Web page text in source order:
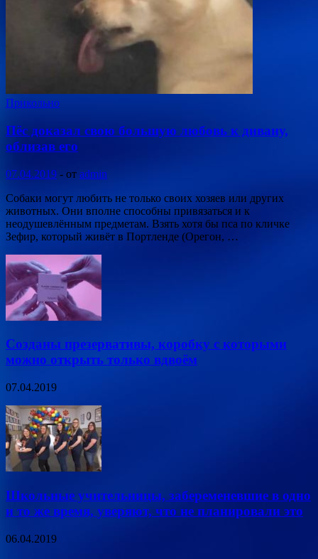
Прикольно
Пёс доказал свою большую любовь к дивану,
облизав его
07.04.2019 - от admin
Собаки могут любить не только своих хозяев или других
животных. Они вполне способны привязаться и к
неодушевлённым предметам. Взять хотя бы пса по кличке
Зефир, который живёт в Портленде (Орегон, …
Созданы презервативы, коробку с которыми
можно открыть только вдвоём
07.04.2019
Школьные учительницы, забеременевшие в одно
и то же время, уверяют, что не планировали это
06.04.2019